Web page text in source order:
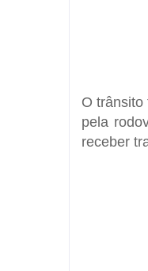
O
pela
receber